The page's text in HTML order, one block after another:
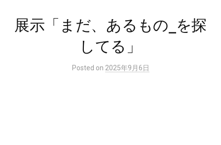
展示「まだ、あるもの_を探
してる」
Posted on 2025年9月6日